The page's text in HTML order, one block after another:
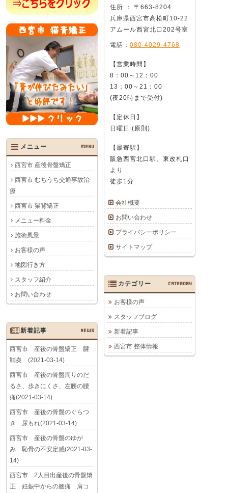
メニュー MENU
西宮市 産後骨盤矯正
西宮市 むちうち交通事故治
療
西宮市 猫背矯正
メニュー料金
施術風景
お客様の声
地図行き方
スタッフ紹介
お問い合わせ
住所 ： 〒663-8204
兵庫県西宮市高松町10-22
アムール西宮北口202号室
電話： 080-4029-4768
【営業時間】
8：00～12：00
13：00～21：00
(夜20時まで受付)
【定休日】
日曜日 (原則)
【最寄駅】
阪急西宮北口駅、東改札口
より
徒歩1分
会社概要
お問い合わせ
プライバシーポリシー
サイトマップ
カテゴリー CATEGORY
お客様の声
スタッフブログ
新着記事
西宮市 整体情報
新着記事 NEWS
西宮市 産後の骨盤矯正 腱
鞘炎 (2021-03-14)
西宮市 産後の骨盤周りのだ
るさ、歩きにくさ、左腰の腰
痛(2021-03-14)
西宮市 産後の骨盤のぐらつ
き 尿もれ(2021-03-14)
西宮市 産後の骨盤のゆが
み 恥骨の不安定感(2021-03-
14)
西宮市 2人目出産後の骨盤矯
正 妊娠中からの腰痛 肩コ